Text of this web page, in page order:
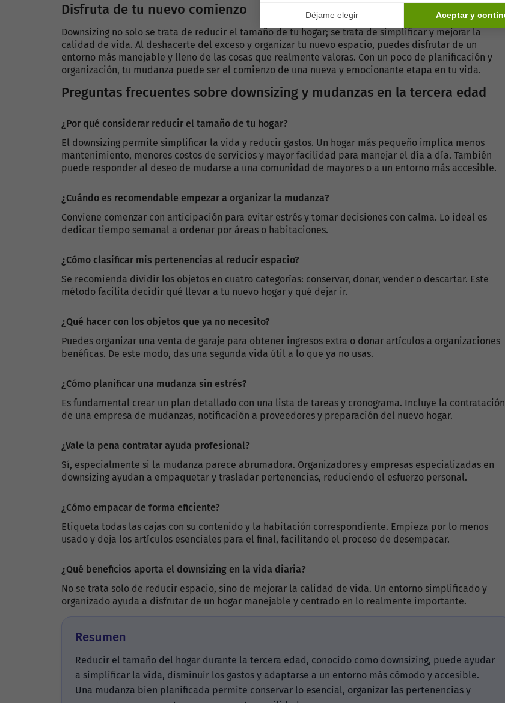
Disfruta de tu nuevo comienzo
Downsizing no solo se trata de reducir el tamaño de tu hogar; se trata de simplificar y mejorar la
calidad de vida. Al deshacerte del exceso y organizar tu nuevo espacio, puedes disfrutar de un
entorno más manejable y lleno de las cosas que realmente valoras. Con un poco de planificación y
organización, tu mudanza puede ser el comienzo de una nueva y emocionante etapa en tu vida.
Preguntas frecuentes sobre downsizing y mudanzas en la tercera edad
¿Por qué considerar reducir el tamaño de tu hogar?
El downsizing permite simplificar la vida y reducir gastos. Un hogar más pequeño implica menos
mantenimiento, menores costos de servicios y mayor facilidad para manejar el día a día. También
puede responder al deseo de mudarse a una comunidad de mayores o a un entorno más accesible.
¿Cuándo es recomendable empezar a organizar la mudanza?
Conviene comenzar con anticipación para evitar estrés y tomar decisiones con calma. Lo ideal es
dedicar tiempo semanal a ordenar por áreas o habitaciones.
¿Cómo clasificar mis pertenencias al reducir espacio?
Se recomienda dividir los objetos en cuatro categorías: conservar, donar, vender o descartar. Este
método facilita decidir qué llevar a tu nuevo hogar y qué dejar ir.
¿Qué hacer con los objetos que ya no necesito?
Puedes organizar una venta de garaje para obtener ingresos extra o donar artículos a organizaciones
benéficas. De este modo, das una segunda vida útil a lo que ya no usas.
¿Cómo planificar una mudanza sin estrés?
Es fundamental crear un plan detallado con una lista de tareas y cronograma. Incluye la contratación
de una empresa de mudanzas, notificación a proveedores y preparación del nuevo hogar.
¿Vale la pena contratar ayuda profesional?
Sí, especialmente si la mudanza parece abrumadora. Organizadores y empresas especializadas en
downsizing ayudan a empaquetar y trasladar pertenencias, reduciendo el esfuerzo personal.
¿Cómo empacar de forma eficiente?
Etiqueta todas las cajas con su contenido y la habitación correspondiente. Empieza por lo menos
usado y deja los artículos esenciales para el final, facilitando el proceso de desempacar.
¿Qué beneficios aporta el downsizing en la vida diaria?
No se trata solo de reducir espacio, sino de mejorar la calidad de vida. Un entorno simplificado y
organizado ayuda a disfrutar de un hogar manejable y centrado en lo realmente importante.
Resumen
Reducir el tamaño del hogar durante la tercera edad, conocido como downsizing, puede ayudar
a simplificar la vida, disminuir los gastos y adaptarse a un entorno más cómodo y accesible.
Una mudanza bien planificada permite conservar lo esencial, organizar las pertenencias y